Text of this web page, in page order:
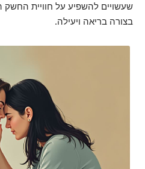
שעשויים להשפיע על חוויית החשק
בצורה בריאה ויעילה.